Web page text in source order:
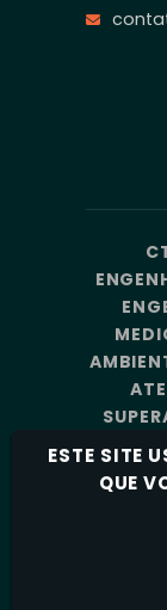
ESTE SITE
QUE